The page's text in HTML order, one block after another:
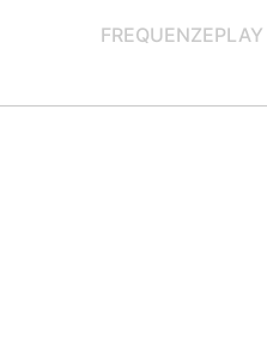
FREQUENZE